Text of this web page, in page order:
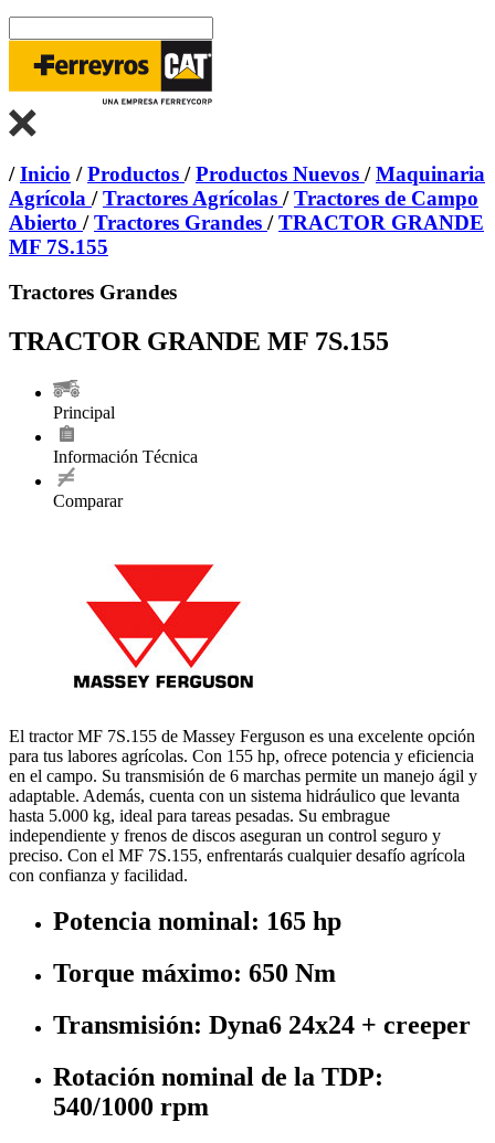
/Inicio /Productos /Productos Nuevos /Maquinaria
Agrícola /Tractores Agrícolas /Tractores de Campo
Abierto /Tractores Grandes /TRACTOR GRANDE
MF 7S.155
Tractores Grandes
TRACTOR GRANDE MF 7S.155
Principal
Información Técnica
Comparar
El tractor MF 7S.155 de Massey Ferguson es una excelente opción
para tus labores agrícolas. Con 155 hp, ofrece potencia y eficiencia
en el campo. Su transmisión de 6 marchas permite un manejo ágil y
adaptable. Además, cuenta con un sistema hidráulico que levanta
hasta 5.000 kg, ideal para tareas pesadas. Su embrague
independiente y frenos de discos aseguran un control seguro y
preciso. Con el MF 7S.155, enfrentarás cualquier desafío agrícola
con confianza y facilidad.
Potencia nominal: 165 hp
Torque máximo: 650 Nm
Transmisión: Dyna6 24x24 + creeper
Rotación nominal de la TDP:
540/1000 rpm